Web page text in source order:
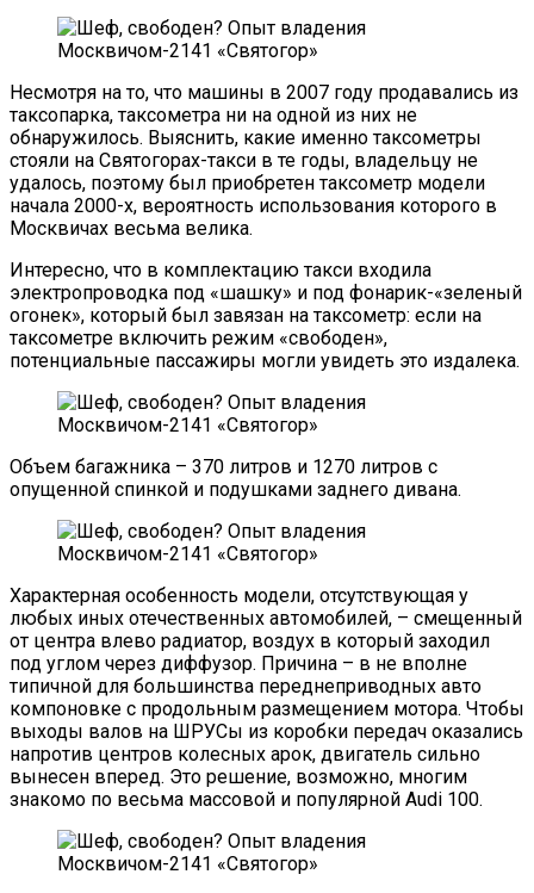
Несмотря на то, что машины в 2007 году продавались из
таксопарка, таксометра ни на одной из них не
обнаружилось. Выяснить, какие именно таксометры
стояли на Святогорах-такси в те годы, владельцу не
удалось, поэтому был приобретен таксометр модели
начала 2000-х, вероятность использования которого в
Москвичах весьма велика.
Интересно, что в комплектацию такси входила
электропроводка под «шашку» и под фонарик-«зеленый
огонек», который был завязан на таксометр: если на
таксометре включить режим «свободен»,
потенциальные пассажиры могли увидеть это издалека.
Объем багажника – 370 литров и 1270 литров с
опущенной спинкой и подушками заднего дивана.
Характерная особенность модели, отсутствующая у
любых иных отечественных автомобилей, – смещенный
от центра влево радиатор, воздух в который заходил
под углом через диффузор. Причина – в не вполне
типичной для большинства переднеприводных авто
компоновке с продольным размещением мотора. Чтобы
выходы валов на ШРУСы из коробки передач оказались
напротив центров колесных арок, двигатель сильно
вынесен вперед. Это решение, возможно, многим
знакомо по весьма массовой и популярной Audi 100.